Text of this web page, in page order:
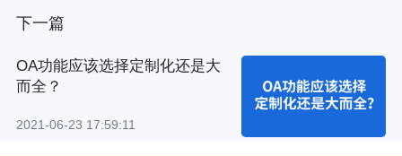
下一篇
OA功能应该选择定制化还是大
而全？
2021-06-23 17:59:11